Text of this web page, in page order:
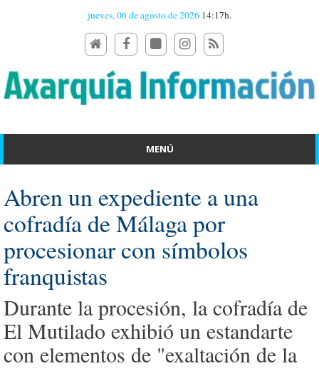
jueves, 06 de agosto de 2026 14:17h.
MENÚ
Abren un expediente a una
cofradía de Málaga por
procesionar con símbolos
franquistas
Durante la procesión, la cofradía de
El Mutilado exhibió un estandarte
con elementos de "exaltación de la